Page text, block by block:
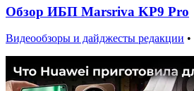
Обзор ИБП Marsriva KP9 Pro
Видеообзоры и дайджесты редакции •